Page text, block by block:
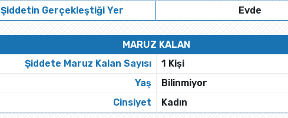
Şiddetin Gerçekleştiği Yer Evde
MARUZ KALAN
Şiddete Maruz Kalan Sayısı
1 Kişi
Yaş
Bilinmiyor
Cinsiyet
Kadın